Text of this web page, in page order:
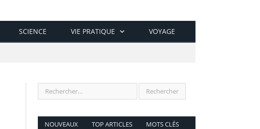
SCIENCE VIE PRATIQUE VOYAGE
NOUVEAUX TOP ARTICLES MOTS CLÉS